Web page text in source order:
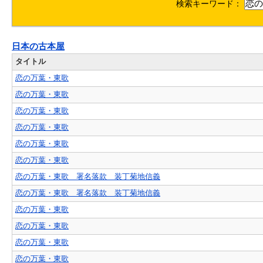
検索キーワード：
日本の古本屋
タイトル
恋の万葉・東歌
恋の万葉・東歌
恋の万葉・東歌
恋の万葉・東歌
恋の万葉・東歌
恋の万葉・東歌
恋の万葉・東歌 署名落款 装丁菊地信義
恋の万葉・東歌 署名落款 装丁菊地信義
恋の万葉・東歌
恋の万葉・東歌
恋の万葉・東歌
恋の万葉・東歌